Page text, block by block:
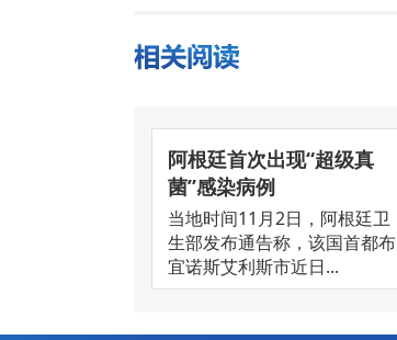
阿根廷首次出现“超级真
菌”感染病例
当地时间11月2日，阿根廷卫
生部发布通告称，该国首都布
宜诺斯艾利斯市近日...